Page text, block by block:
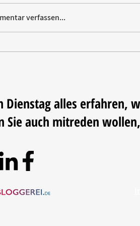
& Boch erhält SBTi-
verfassen...
Dienstag alles erfahren,
Sie auch mitreden